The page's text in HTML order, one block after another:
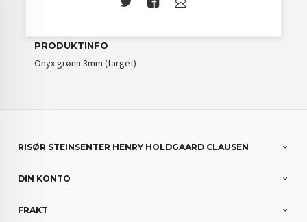
PRODUKTINFO
Onyx grønn 3mm (farget)
RISØR STEINSENTER HENRY HOLDGAARD CLAUSEN
DIN KONTO
FRAKT